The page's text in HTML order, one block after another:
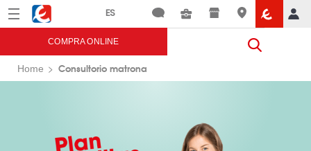
Menú Eroski
COMPRA ONLINE
Home Consultorio matrona